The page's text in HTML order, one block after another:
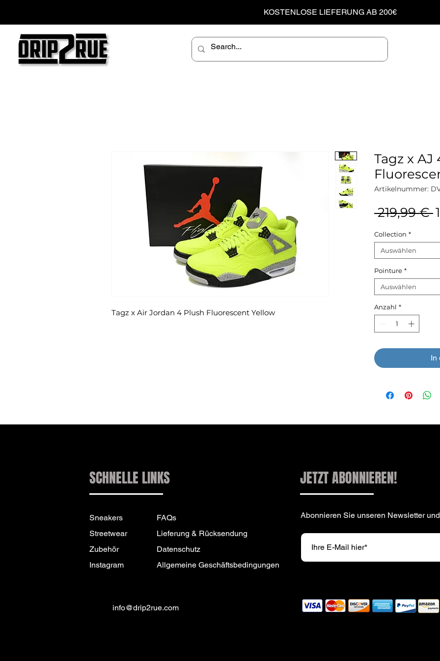
KOSTENLOSE LIEFERUNG AB 200€
Tagz x Air Jordan 4 Plush Fluorescent Yellow
Tagz x AJ
Artikelnummer:
219,99 €
Collection *
Auswählen
Pointure *
Auswählen
Anzahl *
In
SCHNELLE LINKS
Sneakers
Streetwear
Zubehör
Instagram
FAQs
Lieferung & Rücksendung
Datenschutz
Allgemeine Geschäftsbedingungen
info@drip2rue.com
JETZT ABONNIEREN!
Abonnieren Sie unseren Newsletter